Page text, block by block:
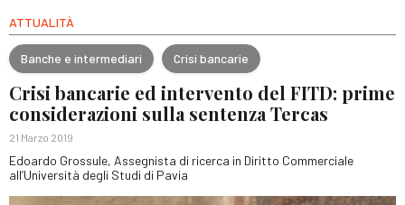
ATTUALITÀ
Banche e intermediari Crisi bancarie
Crisi bancarie ed intervento del FITD: prime
considerazioni sulla sentenza Tercas
21 Marzo 2019
Edoardo Grossule, Assegnista di ricerca in Diritto Commerciale
all’Università degli Studi di Pavia